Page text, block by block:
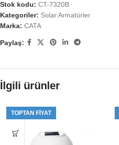
Stok kodu: CT-7320B
Kategoriler: Solar Armatürler
Marka: CATA
Paylaş:
İlgili ürünler
TOPTAN FIYAT